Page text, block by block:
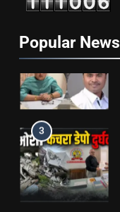
Popular News
3
4